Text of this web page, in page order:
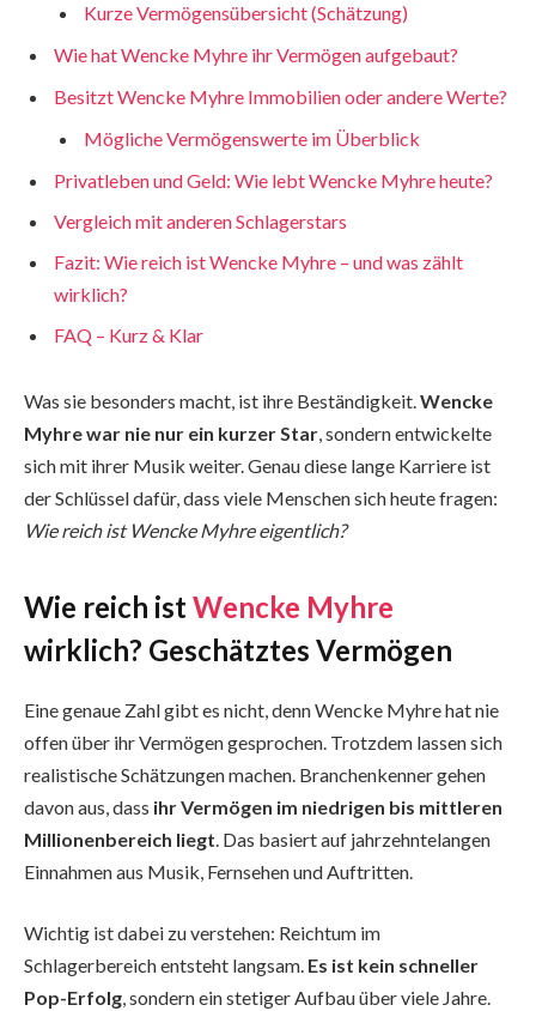
Kurze Vermögensübersicht (Schätzung)
Wie hat Wencke Myhre ihr Vermögen aufgebaut?
Besitzt Wencke Myhre Immobilien oder andere Werte?
Mögliche Vermögenswerte im Überblick
Privatleben und Geld: Wie lebt Wencke Myhre heute?
Vergleich mit anderen Schlagerstars
Fazit: Wie reich ist Wencke Myhre – und was zählt
wirklich?
FAQ – Kurz & Klar
Was sie besonders macht, ist ihre Beständigkeit.Wencke
Myhre war nie nur ein kurzer Star, sondern entwickelte
sich mit ihrer Musik weiter. Genau diese lange Karriere ist
der Schlüssel dafür, dass viele Menschen sich heute fragen:
Wie reich ist Wencke Myhre eigentlich?
Wie reich ist Wencke Myhre
wirklich? Geschätztes Vermögen
Eine genaue Zahl gibt es nicht, denn Wencke Myhre hat nie
offen über ihr Vermögen gesprochen. Trotzdem lassen sich
realistische Schätzungen machen. Branchenkenner gehen
davon aus, dass ihr Vermögen im niedrigen bis mittleren
Millionenbereich liegt . Das basiert auf jahrzehntelangen
Einnahmen aus Musik, Fernsehen und Auftritten.
Wichtig ist dabei zu verstehen: Reichtum im
Schlagerbereich entsteht langsam. Es ist kein schneller
Pop-Erfolg, sondern ein stetiger Aufbau über viele Jahre.